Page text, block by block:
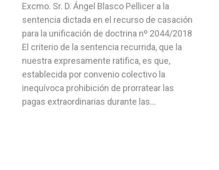
Excmo. Sr. D. Ángel Blasco Pellicer a la
sentencia dictada en el recurso de casación
para la unificación de doctrina nº 2044/2018
El criterio de la sentencia recurrida, que la
nuestra expresamente ratifica, es que,
establecida por convenio colectivo la
inequívoca prohibición de prorratear las
pagas extraordinarias durante las…